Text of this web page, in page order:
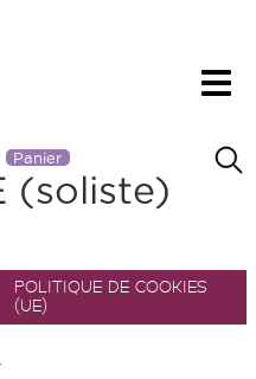
Panier
(soliste)
POLITIQUE DE COOKIES
(UE)